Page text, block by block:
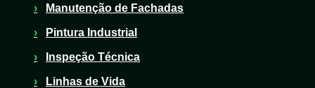
Manutenção de Fachadas
Pintura Industrial
Inspeção Técnica
Linhas de Vida